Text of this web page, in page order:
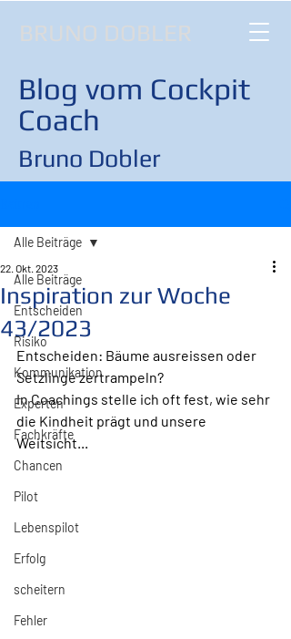
BRUNO DOBLER
Blog vom Cockpit
Coach
Bruno Dobler
Alle Beiträge
Entscheiden
Risiko
Kommunikation
Experten
Fachkräfte
Chancen
Pilot
Lebenspilot
Erfolg
scheitern
Fehler
Alle Beiträge
Inspiration zur Woche
43/2023
22. Okt. 2023
Entscheiden: Bäume ausreissen oder
Setzlinge zertrampeln?
In Coachings stelle ich oft fest, wie sehr
die Kindheit prägt und unsere
Weitsicht...